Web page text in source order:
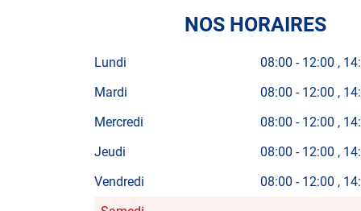
*Prestation à vérifier auprès du centre
NOS HORAIRES
Lundi 08:00 - 12:00
Mardi
08:00 - 12:00
Mercredi
08:00 - 12:00
Jeudi
08:00 - 12:00
Vendredi
08:00 - 12:00